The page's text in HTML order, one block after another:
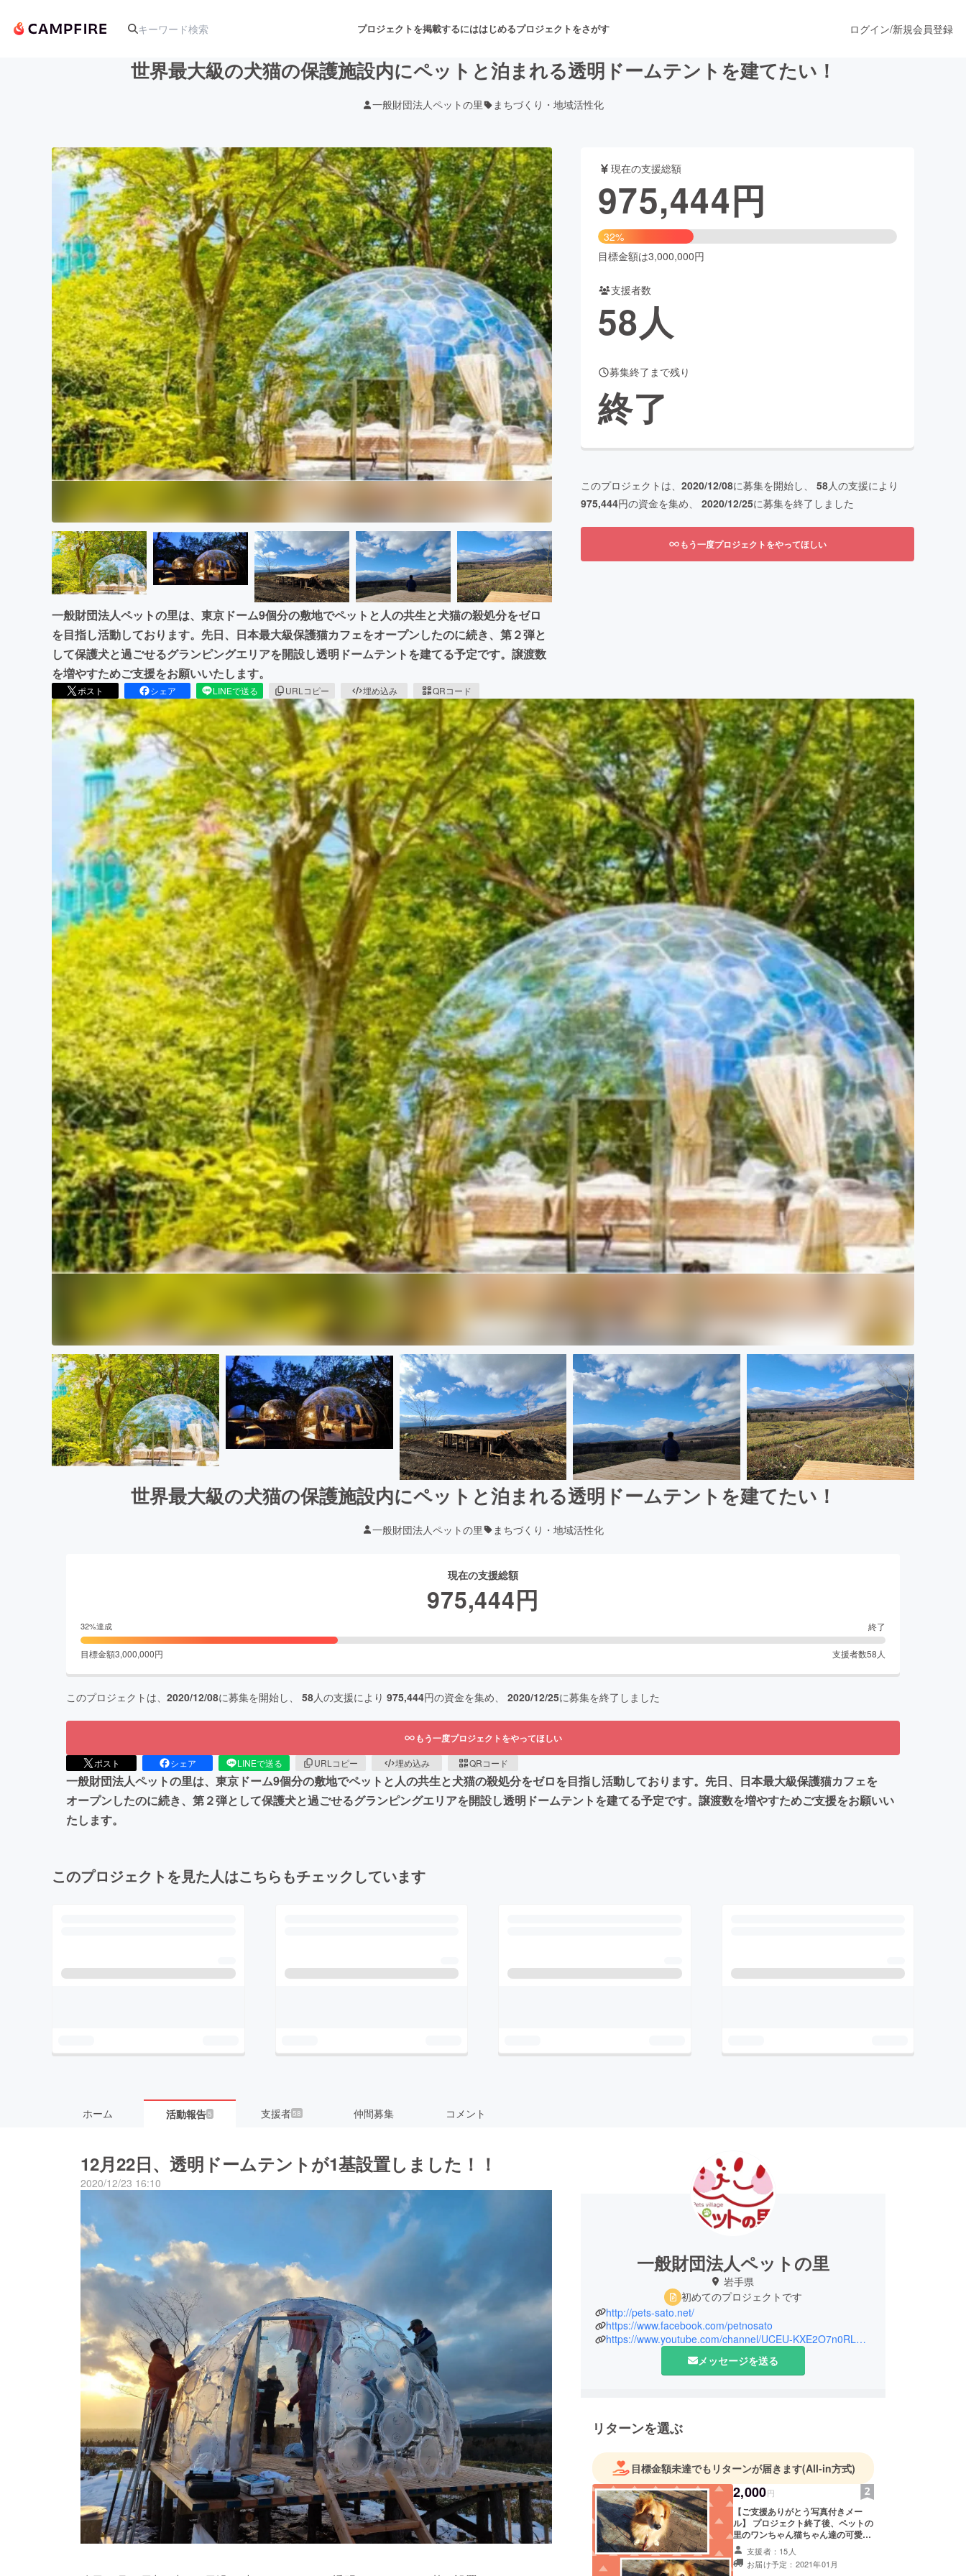
プロジェクトを掲載するにははじめるプロジェクトをさがす
アート・写真 音楽 舞台・パフォーマンス
テクノロジー・ガジェット ゲーム・サービス開発 フード・飲食店 ファッション
映像・映画 書籍・雑誌出版 アニメ・漫画
ビジネス・起業 チャレンジ ビューティー・ヘルスケア
まちづくり・地域活性化
CAMPFIRE for Social GoodCAMPFIRE Creation
CAMPFIREふるさと納税 machi-yaコミュニティ
ログイン/新規会員登録
世界最大級の犬猫の保護施設内にペットと泊まれる透明ドームテントを建てたい！
一般財団法人ペットの里 まちづくり・地域活性化
一般財団法人ペットの里は、東京ドーム9個分の敷地でペットと人の共生と犬猫の殺処分をゼロ
を目指し活動しております。先日、日本最大級保護猫カフェをオープンしたのに続き、第２弾と
して保護犬と過ごせるグランピングエリアを開設し透明ドームテントを建てる予定です。譲渡数
を増やすためご支援をお願いいたします。
ポスト シェア LINEで送る URLコピー 埋め込み QRコード
現在の支援総額
975,444円
32%
目標金額は3,000,000円
支援者数
58人
募集終了まで残り
終了
このプロジェクトは、 2020/12/08に募集を開始し、 58人の支援により
975,444円の資金を集め、 2020/12/25に募集を終了しました
もう一度プロジェクトをやってほしい
世界最大級の犬猫の保護施設内にペットと泊まれる透明ドームテントを建てたい！
一般財団法人ペットの里 まちづくり・地域活性化
現在の支援総額
975,444円
32%達成 終了
目標金額3,000,000円 支援者数58 人
このプロジェクトは、 2020/12/08に募集を開始し、 58人の支援により 975,444円の資金を集め、 2020/12/25に募集を終了しました
もう一度プロジェクトをやってほしい
ポスト シェア LINEで送る URLコピー 埋め込み QRコード
一般財団法人ペットの里は、東京ドーム9個分の敷地でペットと人の共生と犬猫の殺処分をゼロを目指し活動しております。先日、日本最大級保護猫カフェを
オープンしたのに続き、第２弾として保護犬と過ごせるグランピングエリアを開設し透明ドームテントを建てる予定です。譲渡数を増やすためご支援をお願いい
たします。
このプロジェクトを見た人はこちらもチェックしています
ホーム 活動報告5 支援者58 仲間募集 コメント
12月22日、透明ドームテントが1基設置しました！！
2020/12/23 16:10
一般財団法人ペットの里
岩手県
初めてのプロジェクトです
http://pets-sato.net/
https://www.facebook.com/petnosato
https://www.youtube.com/channel/UCEU-KXE2O7n0RL73dburXjQ
メッセージを送る
リターンを選ぶ
目標金額未達でもリターンが届きます(All-in方式)
2,000円
【ご支援ありがとう写真付きメー
ル】 プロジェクト終了後、ペットの
里のワンちゃん猫ちゃん達の可愛い
写真付きのお礼メールをお送りさせ
て頂きます。 ※こちらのリターン
は、メール以外の返礼品はございま
支援者：15人
お届け予定：2021年01月